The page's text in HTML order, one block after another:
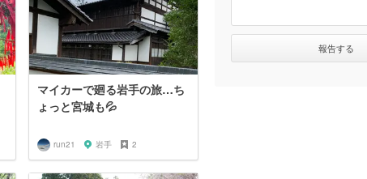
マイカーで廻る岩手の旅…ち
ょっと宮城も💦
run21 岩手 2